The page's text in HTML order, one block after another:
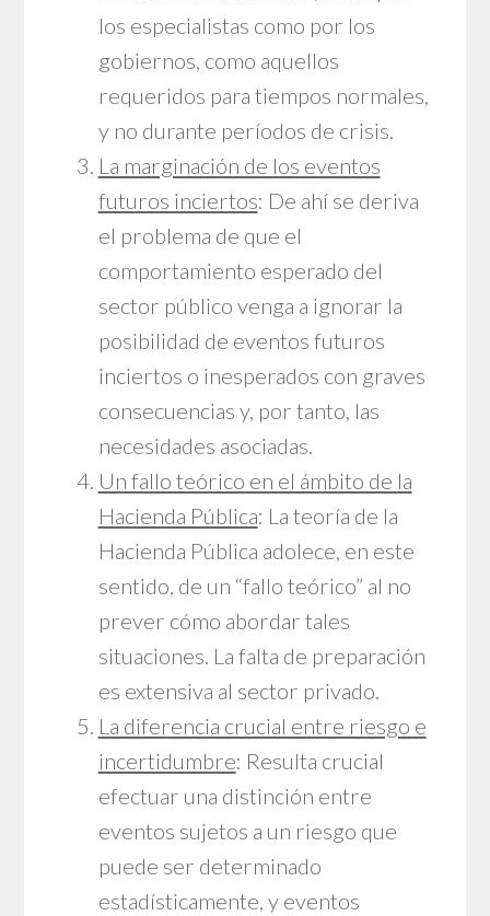
los especialistas como por los
gobiernos, como aquellos
requeridos para tiempos normales,
y no durante períodos de crisis.
La marginación de los eventos
futuros inciertos: De ahí se deriva
el problema de que el
comportamiento esperado del
sector público venga a ignorar la
posibilidad de eventos futuros
inciertos o inesperados con graves
consecuencias y, por tanto, las
necesidades asociadas.
Un fallo teórico en el ámbito de la
Hacienda Pública: La teoría de la
Hacienda Pública adolece, en este
sentido, de un “fallo teórico” al no
prever cómo abordar tales
situaciones. La falta de preparación
es extensiva al sector privado.
La diferencia crucial entre riesgo e
incertidumbre: Resulta crucial
efectuar una distinción entre
eventos sujetos a un riesgo que
puede ser determinado
estadísticamente, y eventos